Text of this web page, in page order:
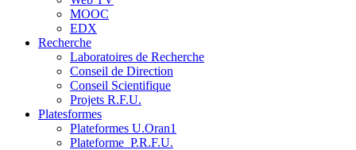
MOOC
EDX
Recherche
Laboratoires de Recherche
Conseil de Direction
Conseil Scientifique
Projets R.F.U.
Platesformes
Plateformes U.Oran1
Plateforme_P.R.F.U.